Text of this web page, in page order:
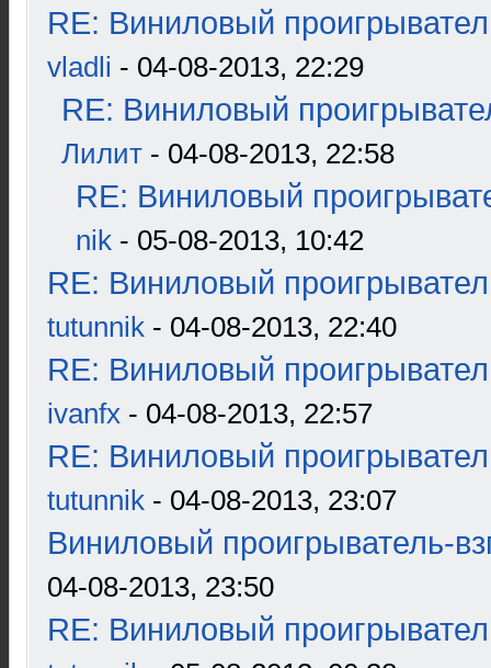
RE: Виниловый
vladli - 04-08-2013, 22:29
RE: Виниловый
Лилит - 04-08-2013, 22:58
RE: Виниловый
nik - 05-08-2013, 10:42
RE: Виниловый
tutunnik - 04-08-2013, 22:40
RE: Виниловый
ivanfx - 04-08-2013, 22:57
RE: Виниловый
tutunnik - 04-08-2013, 23:07
Виниловый проигрыватель-
04-08-2013, 23:50
RE: Виниловый